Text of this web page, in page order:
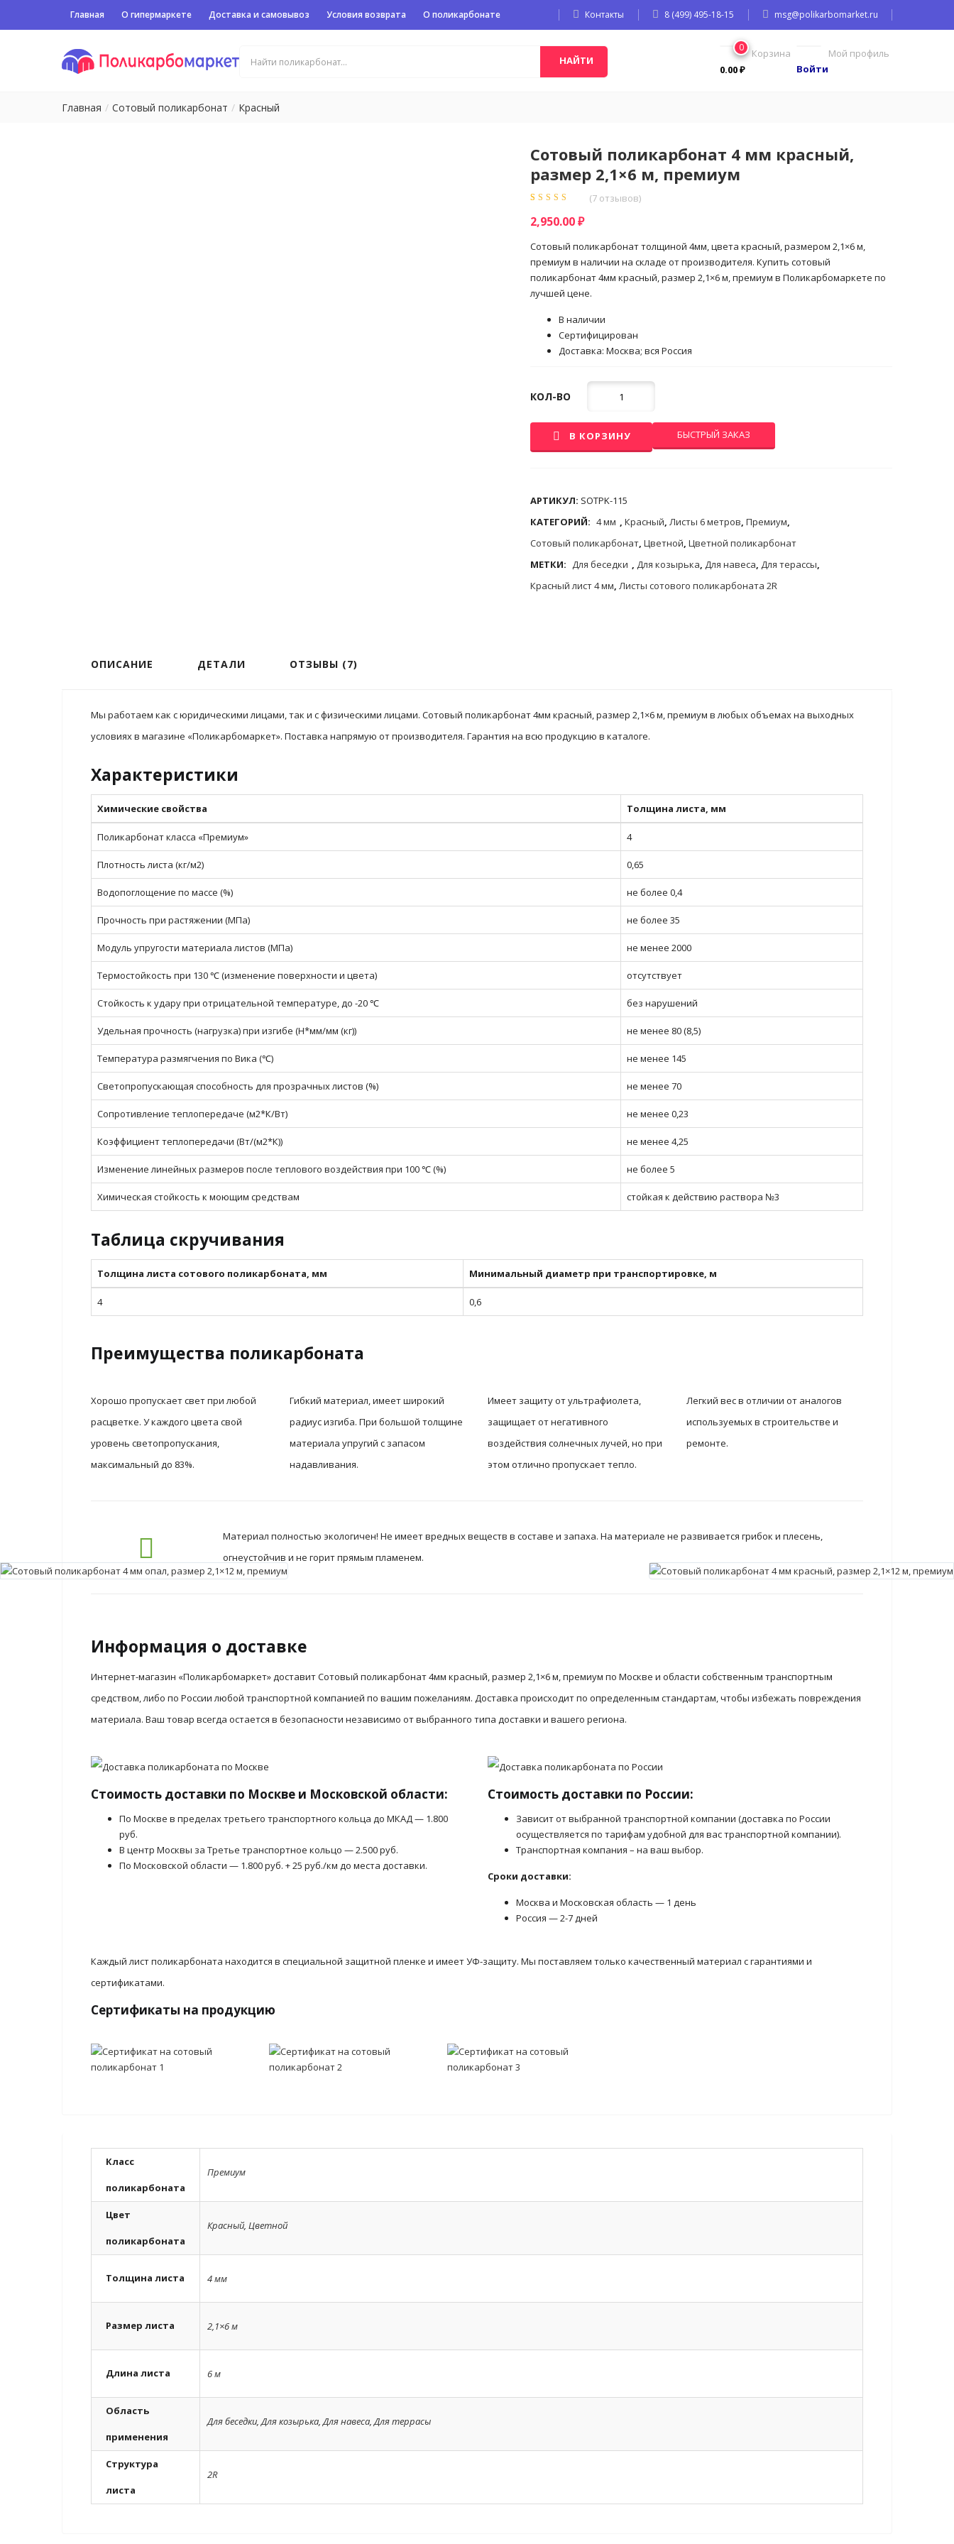
Главная О гипермаркете Доставка и самовывоз Условия возврата О поликарбонате Контакты 8 (499) 495-18-15 msg@polikarbomarket.ru
НАЙТИ
Мой профиль
Войти
0
Корзина
0.00₽
Главная Сотовый поликарбонат Красный
Сотовый поликарбонат 4 мм красный,
размер 2,1×6 м, премиум
5 на основе
опроса
(7 отзывов)
2,950.00₽
Сотовый поликарбонат толщиной 4мм, цвета красный, размером 2,1×6 м,
премиум в наличии на складе от производителя. Купить сотовый
поликарбонат 4мм красный, размер 2,1×6 м, премиум в Поликарбомаркете по
лучшей цене.
В наличии
Сертифицирован
Доставка: Москва; вся Россия
КОЛ-ВО
В КОРЗИНУ БЫСТРЫЙ ЗАКАЗ
АРТИКУЛ: SOTPK-115
КАТЕГОРИЙ: 4 мм , Красный, Листы 6 метров, Премиум,
Сотовый поликарбонат, Цветной, Цветной поликарбонат
МЕТКИ: Для беседки , Для козырька, Для навеса, Для терассы,
Красный лист 4 мм, Листы сотового поликарбоната 2R
ОПИСАНИЕ ДЕТАЛИ ОТЗЫВЫ (7)
Мы работаем как с юридическими лицами, так и с физическими лицами. Сотовый поликарбонат 4мм красный, размер 2,1×6 м, премиум в любых объемах на выходных
условиях в магазине «Поликарбомаркет». Поставка напрямую от производителя. Гарантия на всю продукцию в каталоге.
Характеристики
Химические свойства Толщина листа, мм
Поликарбонат класса «Премиум» 4
Плотность листа (кг/м2) 0,65
Водопоглощение по массе (%) не более 0,4
Прочность при растяжении (МПа) не более 35
Модуль упругости материала листов (МПа) не менее 2000
Термостойкость при 130 ℃ (изменение поверхности и цвета) отсутствует
Стойкость к удару при отрицательной температуре, до -20 ℃ без нарушений
Удельная прочность (нагрузка) при изгибе (Н*мм/мм (кг)) не менее 80 (8,5)
Температура размягчения по Вика (℃) не менее 145
Светопропускающая способность для прозрачных листов (%) не менее 70
Сопротивление теплопередаче (м2*К/Вт) не менее 0,23
Коэффициент теплопередачи (Вт/(м2*К)) не менее 4,25
Изменение линейных размеров после теплового воздействия при 100 ℃ (%) не более 5
Химическая стойкость к моющим средствам стойкая к действию раствора №3
Таблица скручивания
Толщина листа сотового поликарбоната, мм Минимальный диаметр при транспортировке, м
4 0,6
Преимущества поликарбоната
Хорошо пропускает свет при любой
расцветке. У каждого цвета свой
уровень светопропускания,
максимальный до 83%.
Гибкий материал, имеет широкий
радиус изгиба. При большой толщине
материала упругий с запасом
надавливания.
Имеет защиту от ультрафиолета,
защищает от негативного
воздействия солнечных лучей, но при
этом отлично пропускает тепло.
Легкий вес в отличии от аналогов
используемых в строительстве и
ремонте.
Материал полностью экологичен! Не имеет вредных веществ в составе и запаха. На материале не развивается грибок и плесень,
огнеустойчив и не горит прямым пламенем.
Информация о доставке
Интернет-магазин «Поликарбомаркет» доставит Сотовый поликарбонат 4мм красный, размер 2,1×6 м, премиум по Москве и области собственным транспортным
средством, либо по России любой транспортной компанией по вашим пожеланиям. Доставка происходит по определенным стандартам, чтобы избежать повреждения
материала. Ваш товар всегда остается в безопасности независимо от выбранного типа доставки и вашего региона.
Стоимость доставки по Москве и Московской области:
По Москве в пределах третьего транспортного кольца до МКАД — 1.800
руб.
В центр Москвы за Третье транспортное кольцо — 2.500 руб.
По Московской области — 1.800 руб. + 25 руб./км до места доставки.
Стоимость доставки по России:
Зависит от выбранной транспортной компании (доставка по России
осуществляется по тарифам удобной для вас транспортной компании).
Транспортная компания – на ваш выбор.
Сроки доставки:
Москва и Московская область — 1 день
Россия — 2-7 дней
Каждый лист поликарбоната находится в специальной защитной пленке и имеет УФ-защиту. Мы поставляем только качественный материал с гарантиями и
сертификатами.
Сертификаты на продукцию
Класс
поликарбоната
Премиум
Цвет
поликарбоната
Красный Цветной
Толщина листа 4 мм
Размер листа 2,1×6 м
Длина листа 6 м
Область
применения
Для беседки Для козырька Для навеса Для террасы
Структура
листа
2R